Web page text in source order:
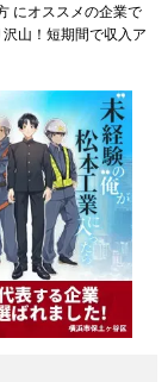
にオススメの企業で
山！短期間で収入ア